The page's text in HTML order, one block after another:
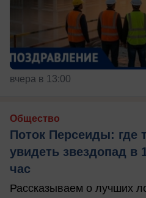
вчера в 13:00
Общество
Поток Персеиды: где
увидеть звездопад в
час
Рассказываем о лучших